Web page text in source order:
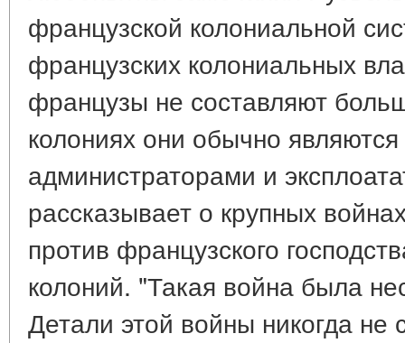
французской колониальной
французских колониальных
французы не составляют
колониях они обычно являются
администраторами и
рассказывает о крупных
против французского
колоний. "Такая война была
Детали этой войны никогда не